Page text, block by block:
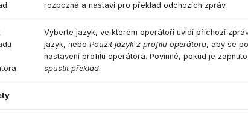
rozpozná a nastaví pro překlad odchozích zpráv.
Vyberte jazyk, ve kterém operátoři uvidí příchozí
jazyk, nebo Použít jazyk z profilu operátora, aby se
nastavení profilu operátora. Povinné, pokud je zapnuto
spustit překlad.